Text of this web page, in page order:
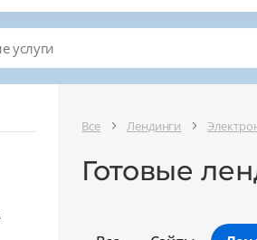
Все Лендинги
Готовые